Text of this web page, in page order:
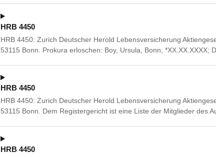
HRB 4450
HRB 4450: Zurich Deutscher Herold Lebensversicherung
53115 Bonn. Prokura erloschen: Boy, Ursula, Bonn, *XX.XX.XXXX;
HRB 4450
HRB 4450: Zurich Deutscher Herold Lebensversicherung
53115 Bonn. Dem Registergericht ist eine Liste der Mitglieder des
HRB 4450